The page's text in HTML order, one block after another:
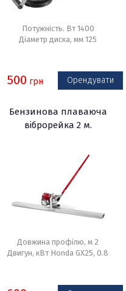
Потужність. Вт 1400
Діаметр диска, мм 125
500 грн Орендувати
Бензинова плаваюча
віброрейка 2 м.
Довжина профілю, м 2
Двигун, кВт Honda GX25, 0.8